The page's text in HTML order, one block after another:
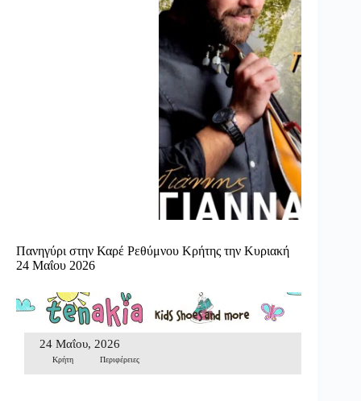
Πανηγύρι στην Καρέ Ρεθύμνου Κρήτης την Κυριακή
24 Μαΐου 2026
24 Μαΐου, 2026
Κρήτη Περιφέρειες